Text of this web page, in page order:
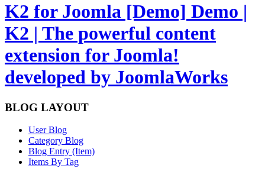
K2 for Joomla [Demo] Demo |
K2 | The powerful content
extension for Joomla!
developed by JoomlaWorks
BLOG LAYOUT
User Blog
Category Blog
Blog Entry (Item)
Items By Tag